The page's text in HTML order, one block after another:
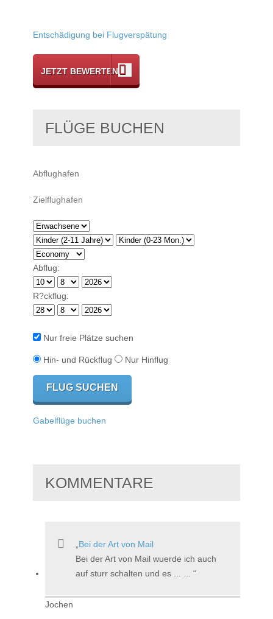
Entschädigung bei Flugverspätung
JETZT BEWERTEN
FLÜGE BUCHEN
Abflug:
R?ckflug:
Nur freie Plätze suchen
Hin- und Rückflug Nur Hinflug
Gabelflüge buchen
KOMMENTARE
Bei der Art von Mail
Bei der Art von Mail wuerde ich auch
auf sturr schalten und es ... ...
Jochen